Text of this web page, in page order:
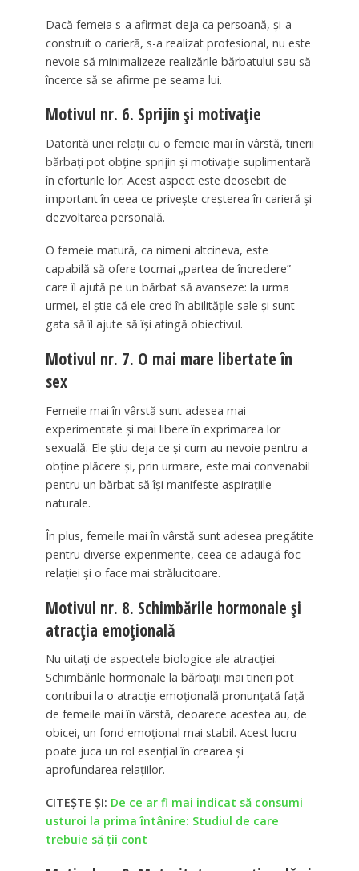
Dacă femeia s-a afirmat deja ca persoană, și-a
construit o carieră, s-a realizat profesional, nu este
nevoie să minimalizeze realizările bărbatului sau să
încerce să se afirme pe seama lui.
Motivul nr. 6. Sprijin și motivație
Datorită unei relații cu o femeie mai în vârstă, tinerii
bărbați pot obține sprijin și motivație suplimentară
în eforturile lor. Acest aspect este deosebit de
important în ceea ce privește creșterea în carieră și
dezvoltarea personală.
O femeie matură, ca nimeni altcineva, este
capabilă să ofere tocmai „partea de încredere”
care îl ajută pe un bărbat să avanseze: la urma
urmei, el știe că ele cred în abilitățile sale și sunt
gata să îl ajute să își atingă obiectivul.
Motivul nr. 7. O mai mare libertate în
sex
Femeile mai în vârstă sunt adesea mai
experimentate și mai libere în exprimarea lor
sexuală. Ele știu deja ce și cum au nevoie pentru a
obține plăcere și, prin urmare, este mai convenabil
pentru un bărbat să își manifeste aspirațiile
naturale.
În plus, femeile mai în vârstă sunt adesea pregătite
pentru diverse experimente, ceea ce adaugă foc
relației și o face mai strălucitoare.
Motivul nr. 8. Schimbările hormonale și
atracția emoțională
Nu uitați de aspectele biologice ale atracției.
Schimbările hormonale la bărbații mai tineri pot
contribui la o atracție emoțională pronunțată față
de femeile mai în vârstă, deoarece acestea au, de
obicei, un fond emoțional mai stabil. Acest lucru
poate juca un rol esențial în crearea și
aprofundarea relațiilor.
CITEȘTE ȘI: De ce ar fi mai indicat să consumi
usturoi la prima întânire: Studiul de care
trebuie să ții cont